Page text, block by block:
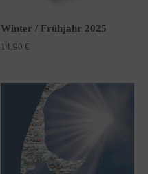
Winter / Frühjahr 2025
14,90€